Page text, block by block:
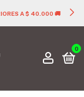
A $ 40.000 🚚
0